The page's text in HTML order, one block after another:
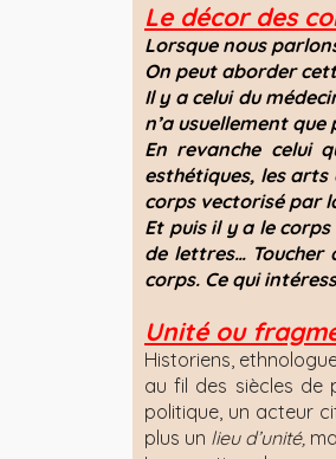
Le décor des
Lorsque nous
On peut aborder
Il y a celui du
n’a usuellement que
En revanche celui
esthétiques, les arts
corps vectorisé par
Et puis il y a le
de lettres… Toucher
corps. Ce qui
Unité ou
Historiens,
au fil des siècles de
politique, un acteur
plus un lieu d’unité,